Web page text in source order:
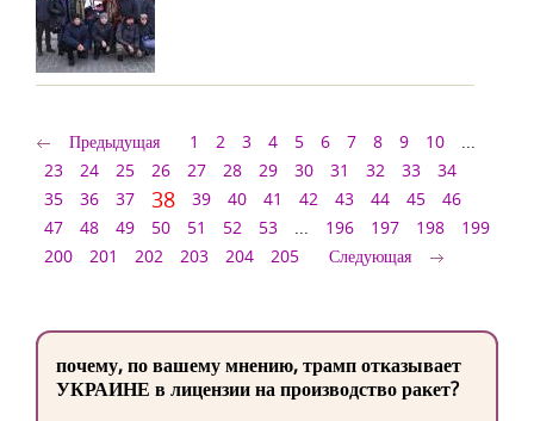
Предыдущая 1 2 3 4 5 6 7 8 9 10
...
23
24 25 26 27 28 29 30 31 32 33
34
35
36 37 38 39 40 41 42 43 44 45
46
47
48 49 50 51 52 53 ... 196 197 198
199
200
201 202 203 204 205 Следующая
почему, по вашему мнению, трамп отказывает
УКРАИНЕ в лицензии на производство ракет?